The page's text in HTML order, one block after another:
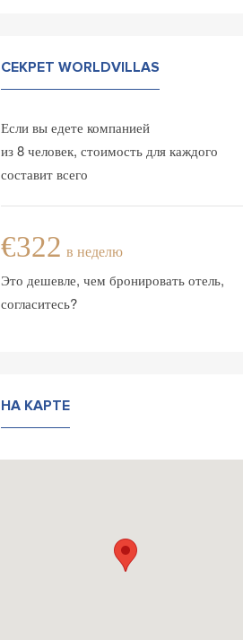
СЕКРЕТ WORLDVILLAS
Если вы едете компанией
из 8 человек, стоимость для каждого
составит всего
€322 в неделю
Это дешевле, чем бронировать отель,
согласитесь?
НА КАРТЕ